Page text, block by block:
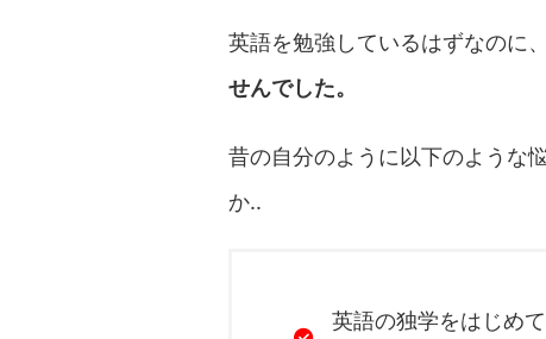
英語を勉強しているはずなのに、
せんでした。
昔の自分のように以下のような
か..
英語の独学をはじめ